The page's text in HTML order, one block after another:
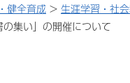
健全育成 > 生涯学習・社
集い」の開催について